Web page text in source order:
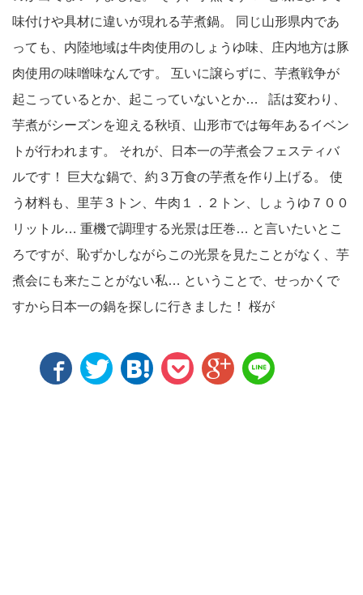
味付けや具材に違いが現れる芋煮鍋。 同じ山形県内であ
っても、内陸地域は牛肉使用のしょうゆ味、庄内地方は豚
肉使用の味噌味なんです。 互いに譲らずに、芋煮戦争が
起こっているとか、起こっていないとか… 話は変わり、
芋煮がシーズンを迎える秋頃、山形市では毎年あるイベン
トが行われます。 それが、日本一の芋煮会フェスティバ
ルです！ 巨大な鍋で、約３万食の芋煮を作り上げる。 使
う材料も、里芋３トン、牛肉１．２トン、しょうゆ７００
リットル… 重機で調理する光景は圧巻… と言いたいとこ
ろですが、恥ずかしながらこの光景を見たことがなく、芋
煮会にも来たことがない私… ということで、せっかくで
すから日本一の鍋を探しに行きました！ 桜が